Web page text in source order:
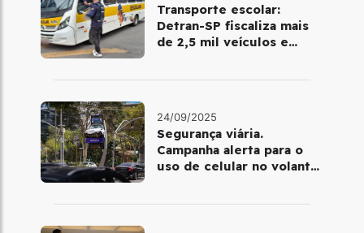
Transporte escolar:
Detran-SP fiscaliza mais
de 2,5 mil veículos e
24/09/2025
Segurança viária.
Campanha alerta para o
uso de celular no volante